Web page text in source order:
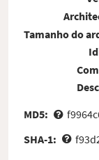
Tamanho do
MD5:
SHA-1: